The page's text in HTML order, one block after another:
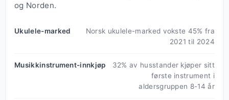
og Norden.
Ukulele-marked
Norsk ukulele-marked vokste 45% fra
2021 til 2024
Musikkinstrument-innkjøp
32% av husstander kjøper sitt
første instrument i
aldersgruppen 8-14 år